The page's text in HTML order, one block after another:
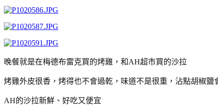
晚餐就是在梅德布雷克買的烤雞，和AH超市買的沙拉
烤雞外皮很香，烤得也不會過乾，味道不是很重，沾點胡椒鹽
AH的沙拉新鮮、好吃又便宜